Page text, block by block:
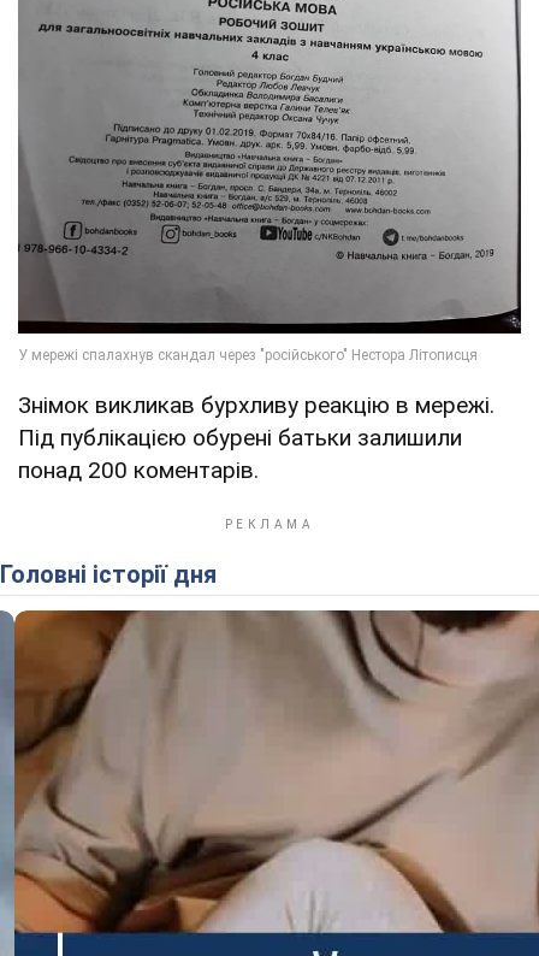
Знімок викликав бурхливу реакцію в мережі.
Під публікацією обурені батьки залишили
понад 200 коментарів.
Головні історії дня